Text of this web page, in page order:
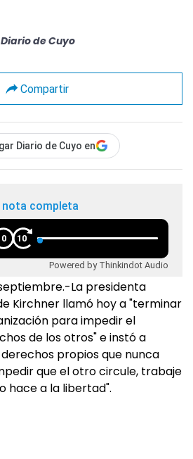
de Cuyo
Compartir
Diario de Cuyo en
nota completa
10
Powered by Thinkindot Audio
La presidenta
Kirchner llamó hoy a "terminar
para impedir el
de los otros" e instó a
propios que nunca
que el otro circule, trabaje
hace a la libertad".